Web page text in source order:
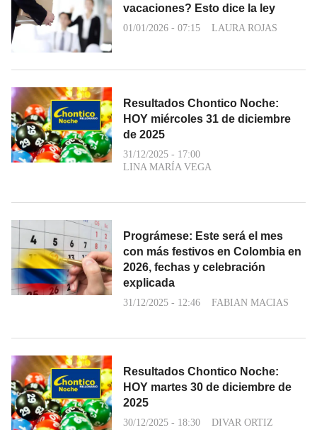
vacaciones? Esto dice la ley
01/01/2026 - 07:15 LAURA ROJAS
Resultados Chontico Noche:
HOY miércoles 31 de diciembre
de 2025
31/12/2025 - 17:00
LINA MARÍA VEGA
Prográmese: Este será el mes
con más festivos en Colombia en
2026, fechas y celebración
explicada
31/12/2025 - 12:46 FABIAN MACIAS
Resultados Chontico Noche:
HOY martes 30 de diciembre de
2025
30/12/2025 - 18:30 DIVAR ORTIZ